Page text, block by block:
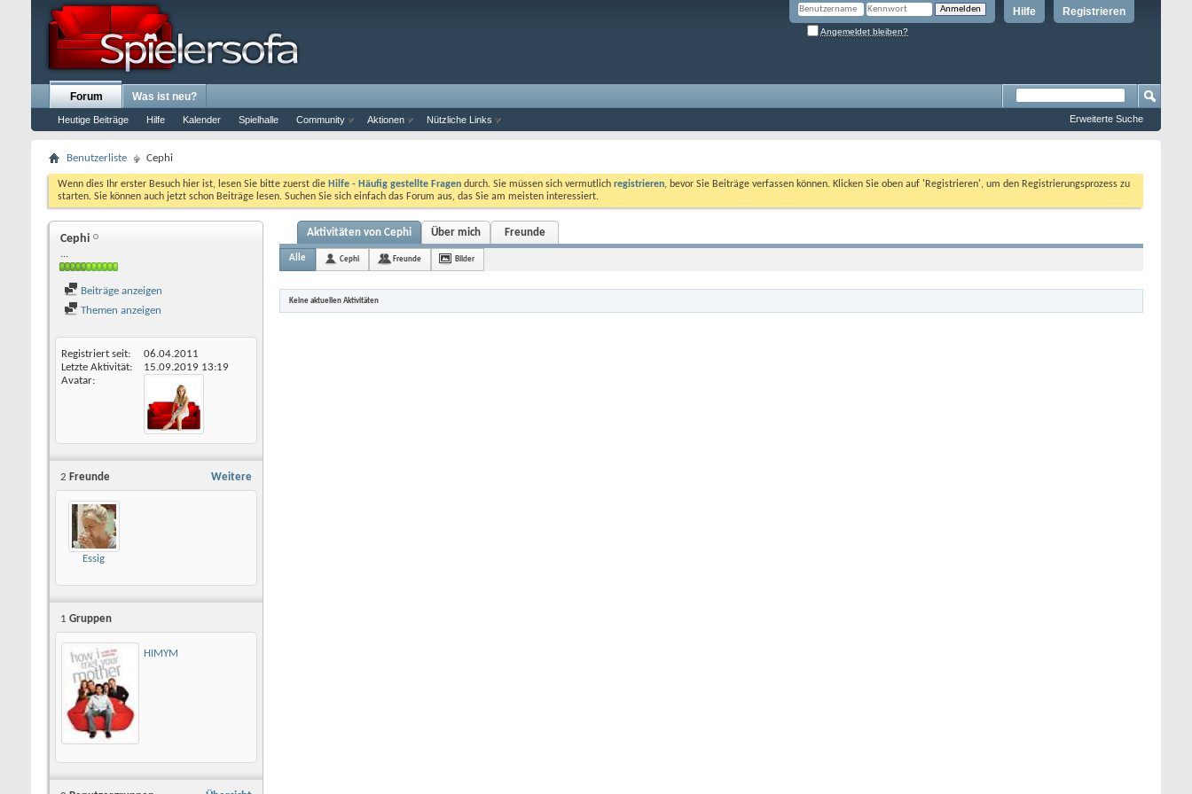
Registrieren
Hilfe
Angemeldet bleiben?
Forum
Heutige Beiträge Hilfe Kalender Spielhalle Community Aktionen Nützliche Links
Was ist neu?
Erweiterte Suche
Benutzerliste Cephi
Wenn dies Ihr erster Besuch hier ist, lesen Sie bitte zuerst die Hilfe - Häufig gestellte Fragen durch. Sie müssen sich vermutlich registrieren, bevor Sie Beiträge verfassen können. Klicken Sie oben auf 'Registrieren', um den Registrierungsprozess zu
starten. Sie können auch jetzt schon Beiträge lesen. Suchen Sie sich einfach das Forum aus, das Sie am meisten interessiert.
Cephi
...
Beiträge anzeigen
Themen anzeigen
Registriert seit
06.04.2011
Letzte Aktivität
15.09.2019 13:19
Avatar
Weitere
2 Freunde
Essig
1 Gruppen
HIMYM
Aktivitäten von Cephi Über mich Freunde
Alle Cephi Freunde Bilder
Keine aktuellen Aktivitäten